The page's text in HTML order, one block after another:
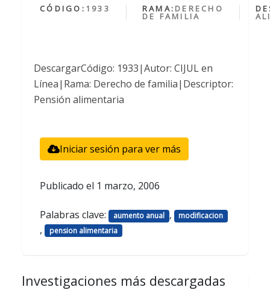
CÓDIGO: 1933 RAMA: DERECHO
DE FAMILIA
DescargarCódigo: 1933|Autor: CIJUL en
Línea|Rama: Derecho de familia|Descriptor:
Pensión alimentaria
Iniciar sesión para ver más
Publicado el 1 marzo, 2006
Palabras clave: aumento anual , modificacion
, pension alimentaria
Investigaciones más descargadas